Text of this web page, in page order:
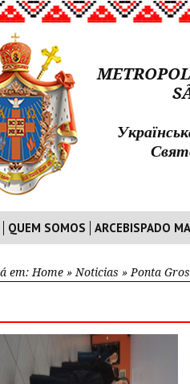
QUEM SOMOS ARCEBISPADO
em: Home » Noticias » Ponta